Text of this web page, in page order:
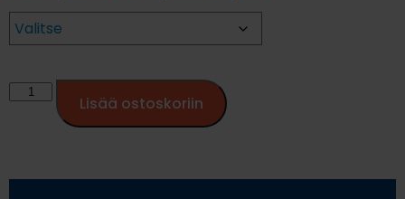
Lisää ostoskoriin